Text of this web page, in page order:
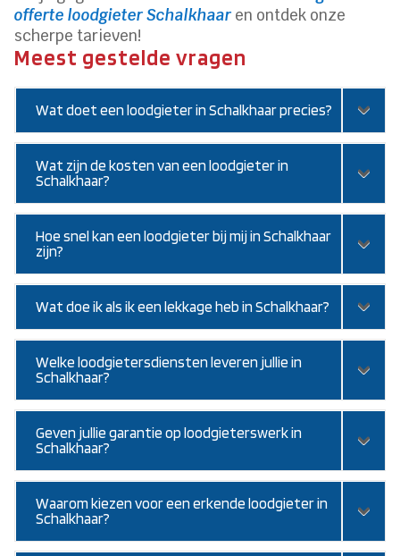
offerte loodgieter Schalkhaar en ontdek onze
scherpe tarieven!
Meest gestelde vragen
Wat doet een loodgieter in Schalkhaar precies?
Wat zijn de kosten van een loodgieter in
Schalkhaar?
Hoe snel kan een loodgieter bij mij in Schalkhaar
zijn?
Wat doe ik als ik een lekkage heb in Schalkhaar?
Welke loodgietersdiensten leveren jullie in
Schalkhaar?
Geven jullie garantie op loodgieterswerk in
Schalkhaar?
Waarom kiezen voor een erkende loodgieter in
Schalkhaar?